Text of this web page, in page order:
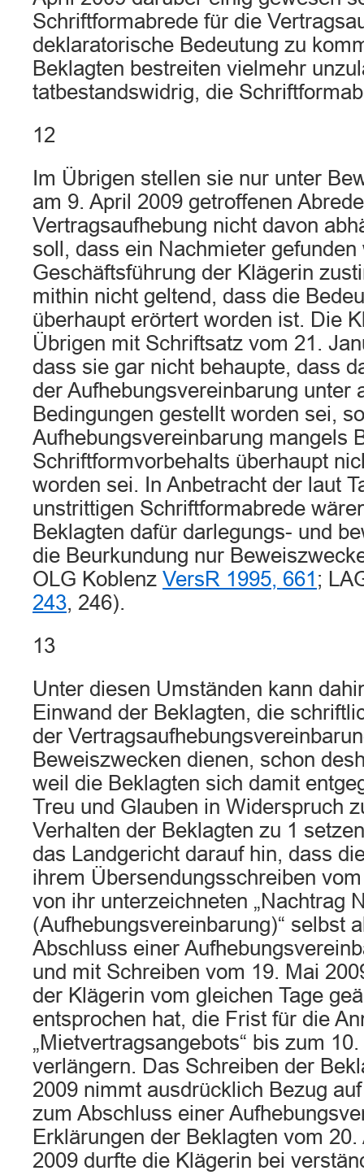
Schriftformabrede für die
deklaratorische Bedeutung zu
Beklagten bestreiten vielmehr
tatbestandswidrig, die
12
Im Übrigen stellen sie nur unter
am 9. April 2009 getroffenen
Vertragsaufhebung nicht davon
soll, dass ein Nachmieter
Geschäftsführung der Klägerin
mithin nicht geltend, dass die
überhaupt erörtert worden ist. Die
Übrigen mit Schriftsatz vom 21.
dass sie gar nicht behaupte, dass
der Aufhebungsvereinbarung unter
Bedingungen gestellt worden sei,
Aufhebungsvereinbarung mangels
Schriftformvorbehalts überhaupt
worden sei. In Anbetracht der laut
unstrittigen Schriftformabrede
Beklagten dafür darlegungs- und
die Beurkundung nur
OLG Koblenz VersR 1995, 661 ;
243, 246).
13
Unter diesen Umständen kann
Einwand der Beklagten, die
der
Beweiszwecken dienen, schon
weil die Beklagten sich damit
Treu und Glauben in Widerspruch
Verhalten der Beklagten zu 1
das Landgericht darauf hin, dass
ihrem Übersendungsschreiben
von ihr unterzeichneten „Nachtrag
(Aufhebungsvereinbarung)“ selbst
Abschluss einer
und mit Schreiben vom 19. Mai
der Klägerin vom gleichen Tage
entsprochen hat, die Frist für die
„Mietvertragsangebots“ bis zum
verlängern. Das Schreiben der
2009 nimmt ausdrücklich Bezug
zum Abschluss einer
Erklärungen der Beklagten vom
2009 durfte die Klägerin bei